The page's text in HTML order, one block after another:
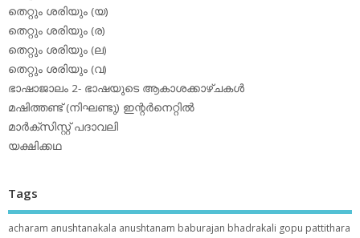
തെറ്റും ശരിയും (യ)
തെറ്റും ശരിയും (ര)
തെറ്റും ശരിയും (ല)
തെറ്റും ശരിയും (വ)
ഭാഷാജാലം 2- ഭാഷയുടെ ആകാശക്കാഴ്ചകള്‍
മഷിത്തണ്ട് (നിഘണ്ടു) ഇന്റര്‍നെറ്റില്‍
മാര്‍ക്‌സിസ്റ്റ് പദാവലി
യക്ഷിക്കഥ
Tags
acharam anushtanakala anushtanam baburajan bhadrakali gopu pattithara